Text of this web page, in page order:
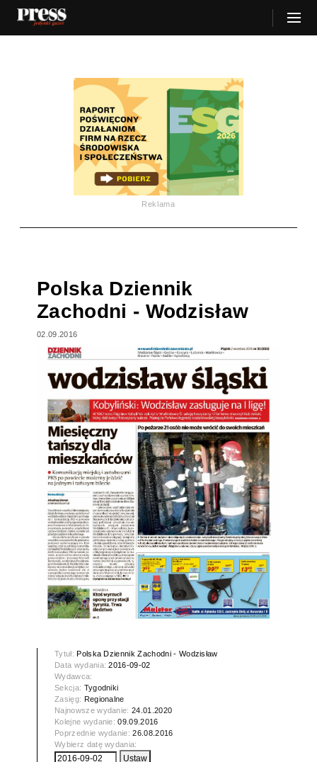
Reklama
Polska Dziennik
Zachodni - Wodzisław
02.09.2016
Tytuł:Polska Dziennik Zachodni - Wodzisław
Data wydania:2016-09-02
Wydawca:
Sekcja: Tygodniki
Zasięg: Regionalne
Najnowsze wydanie:24.01.2020
Kolejne wydanie:09.09.2016
Poprzednie wydanie:26.08.2016
Wybierz datę wydania: